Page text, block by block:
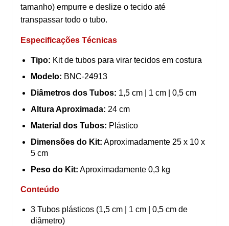
tamanho) empurre e deslize o tecido até
transpassar todo o tubo.
Especificações Técnicas
Tipo: Kit de tubos para virar tecidos em costura
Modelo: BNC-24913
Diâmetros dos Tubos: 1,5 cm | 1 cm | 0,5 cm
Altura Aproximada: 24 cm
Material dos Tubos: Plástico
Dimensões do Kit: Aproximadamente 25 x 10 x
5 cm
Peso do Kit: Aproximadamente 0,3 kg
Conteúdo
3 Tubos plásticos (1,5 cm | 1 cm | 0,5 cm de
diâmetro)